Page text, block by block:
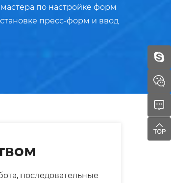
по настройке форм
пресс-форм и ввод
последовательные